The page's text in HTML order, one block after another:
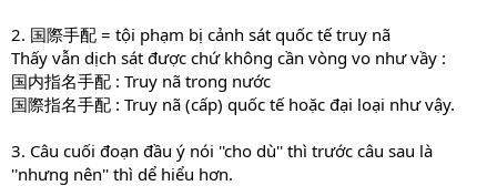
2. 国際手配 = tội phạm bị cảnh sát quốc tế truy nã
Thấy vẫn dịch sát được chứ không cần vòng vo như vầy :
国内指名手配 : Truy nã trong nước
国際指名手配 : Truy nã (cấp) quốc tế hoặc đại loại như vậy.
3. Câu cuối đoạn đầu ý nói ''cho dù'' thì trước câu sau là
''nhưng nên'' thì dể hiểu hơn.